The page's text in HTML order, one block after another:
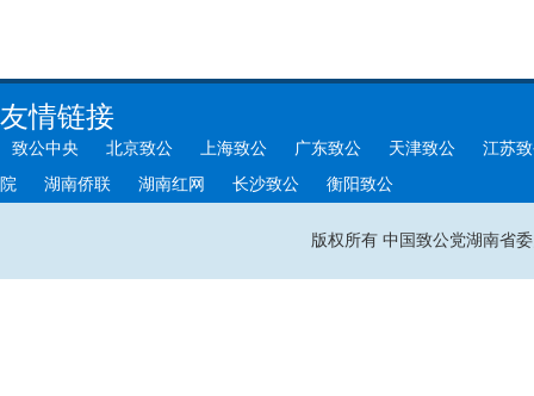
友情链接
致公中央 北京致公 上海致公 广东致公 天津致公
江苏
院
湖南侨联 湖南红网 长沙致公 衡阳致公
版权所有 中国致公党湖南省